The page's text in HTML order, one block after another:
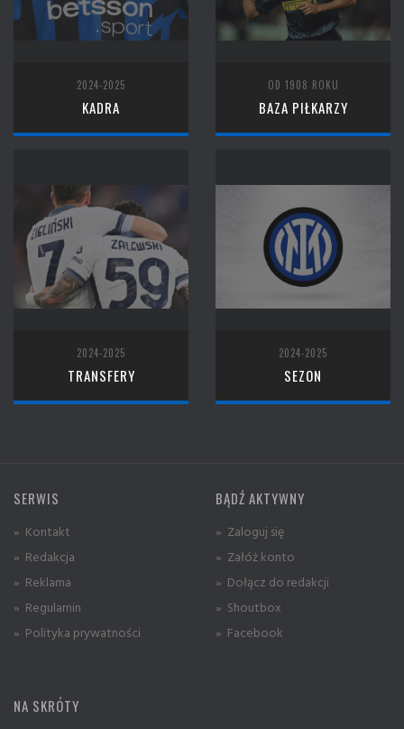
2024-2025
KADRA
OD 1908 ROKU
BAZA PIŁKARZY
2024-2025
TRANSFERY
2024-2025
SEZON
SERWIS
» Kontakt
» Redakcja
» Reklama
» Regulamin
» Polityka prywatności
BĄDŹ AKTYWNY
» Zaloguj się
» Załóż konto
» Dołącz do redakcji
» Shoutbox
» Facebook
NA SKRÓTY